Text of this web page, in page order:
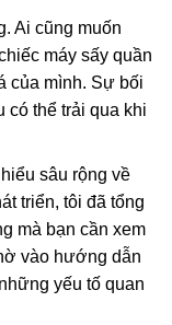
Ai cũng muốn
máy sấy quần
của mình. Sự bối
có thể trải qua khi
sâu rộng về
triển, tôi đã tổng
mà bạn cần xem
vào hướng dẫn
yếu tố quan